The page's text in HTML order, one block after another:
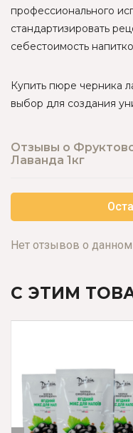
профессионального
стандартизировать
себестоимость
Купить пюре черника
выбор для создания
Отзывы о
Лаванда 1кг
Нет отзывов о данном
С ЭТИМ